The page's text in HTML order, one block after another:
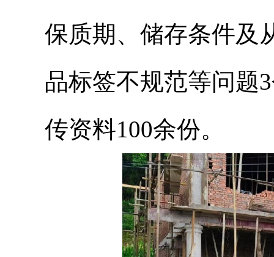
保质期、储存条件及
品标签不规范等问题
传资料100余份。